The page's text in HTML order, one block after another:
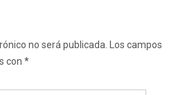
no será publicada.
Los campos
con *